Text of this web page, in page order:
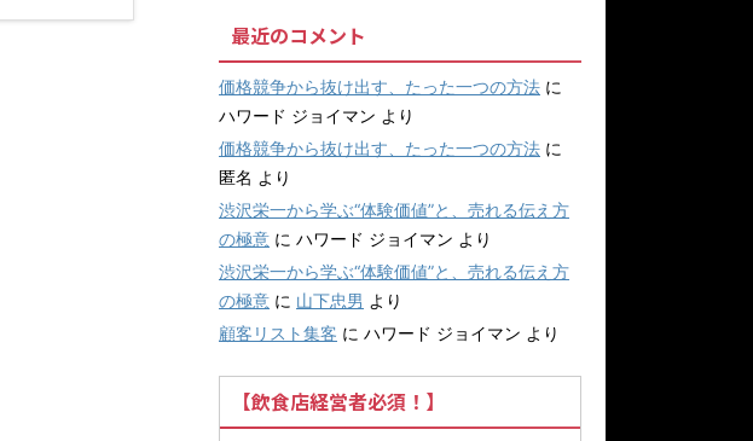
最近のコメント
価格競争から抜け出す、たった一つの方法 に
ハワード ジョイマン より
価格競争から抜け出す、たった一つの方法 に
匿名 より
渋沢栄一から学ぶ“体験価値”と、売れる伝え方
の極意 に ハワード ジョイマン より
渋沢栄一から学ぶ“体験価値”と、売れる伝え方
の極意 に 山下忠男 より
顧客リスト集客 に ハワード ジョイマン より
【飲食店経営者必須！】